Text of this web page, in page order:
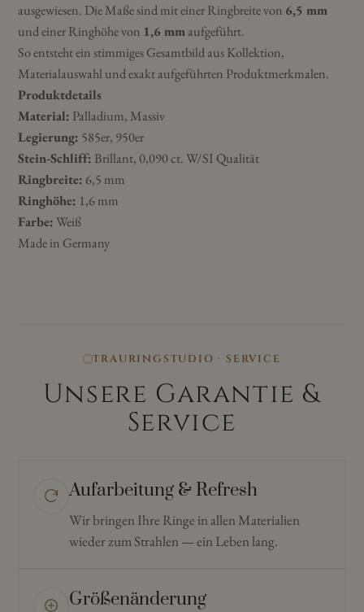
ausgewiesen. Die Maße sind mit einer Ringbreite von 6,5 mm
und einer Ringhöhe von 1,6 mmaufgeführt.
So entsteht ein stimmiges Gesamtbild aus Kollektion,
Materialauswahl und exakt aufgeführten Produktmerkmalen.
Produktdetails
Material: Palladium, Massiv
Legierung: 585er, 950er
Stein-Schliff: Brillant, 0,090 ct. W/SI Qualität
Ringbreite: 6,5 mm
Ringhöhe: 1,6 mm
Farbe:Weiß
Made in Germany
TRAURINGSTUDIO · SERVICE
Unsere Garantie &
Service
Aufarbeitung & Refresh
Wir bringen Ihre Ringe in allen Materialien
wieder zum Strahlen — ein Leben lang.
Größenänderung